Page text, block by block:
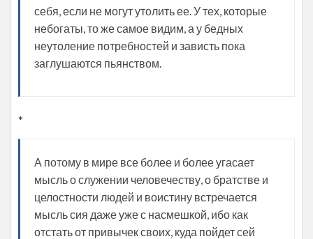
себя, если не могут утолить ее. У тех, которые
небогаты, то же самое видим, а у бедных
неутоление потребностей и зависть пока
заглушаются пьянством.
*
А потому в мире все более и более угасает
мысль о служении человечеству, о братстве и
целостности людей и воистину встречается
мысль сия даже уже с насмешкой, ибо как
отстать от привычек своих, куда пойдет сей